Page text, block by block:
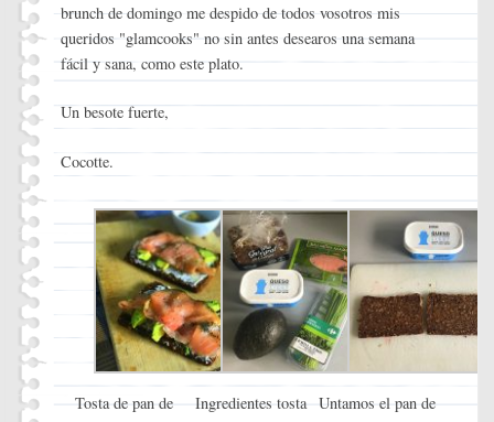
brunch de domingo me despido de todos vosotros mis
queridos "glamcooks" no sin antes desearos una semana
fácil y sana, como este plato.
Un besote fuerte,
Cocotte.
Tosta de pan de
Ingredientes tosta Untamos el pan de